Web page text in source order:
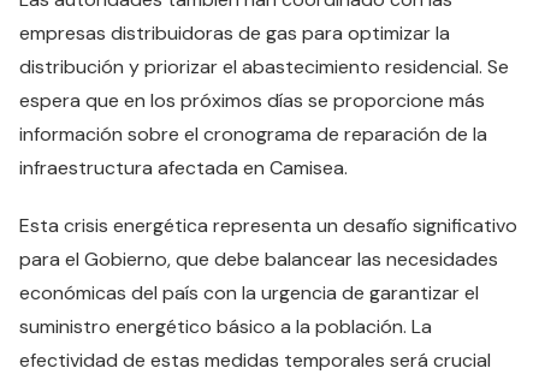
empresas distribuidoras de gas para optimizar la
distribución y priorizar el abastecimiento residencial. Se
espera que en los próximos días se proporcione más
información sobre el cronograma de reparación de la
infraestructura afectada en Camisea.
Esta crisis energética representa un desafío significativo
para el Gobierno, que debe balancear las necesidades
económicas del país con la urgencia de garantizar el
suministro energético básico a la población. La
efectividad de estas medidas temporales será crucial